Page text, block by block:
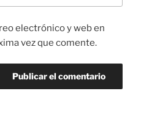
electrónico y web en
vez que comente.